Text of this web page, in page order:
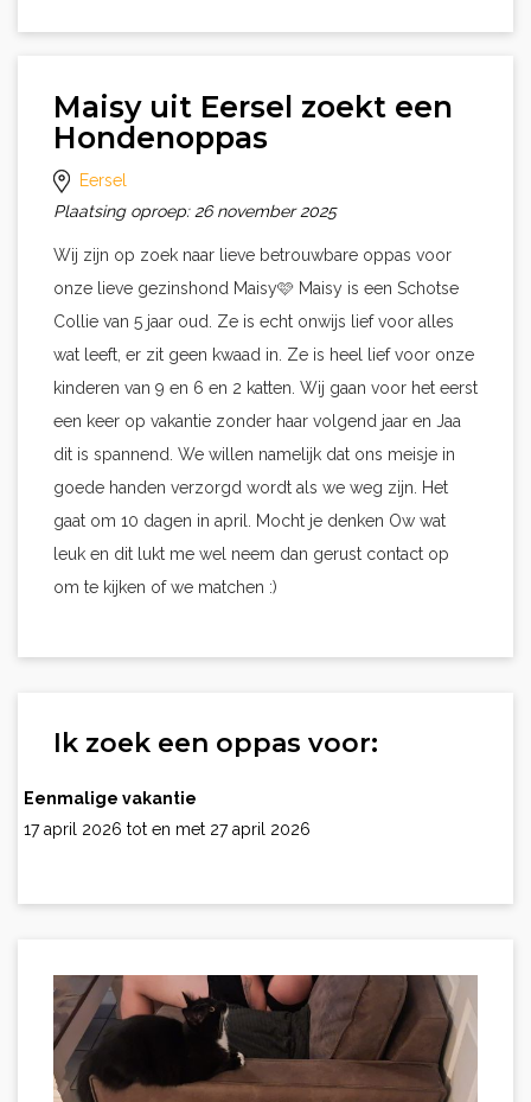
Maisy uit Eersel zoekt een
Hondenoppas
Eersel
Plaatsing oproep: 26 november 2025
Wij zijn op zoek naar lieve betrouwbare oppas voor
onze lieve gezinshond Maisy🩷 Maisy is een Schotse
Collie van 5 jaar oud. Ze is echt onwijs lief voor alles
wat leeft, er zit geen kwaad in. Ze is heel lief voor onze
kinderen van 9 en 6 en 2 katten. Wij gaan voor het eerst
een keer op vakantie zonder haar volgend jaar en Jaa
dit is spannend. We willen namelijk dat ons meisje in
goede handen verzorgd wordt als we weg zijn. Het
gaat om 10 dagen in april. Mocht je denken Ow wat
leuk en dit lukt me wel neem dan gerust contact op
om te kijken of we matchen :)
Ik zoek een oppas voor:
Eenmalige vakantie
17 april 2026 tot en met 27 april 2026